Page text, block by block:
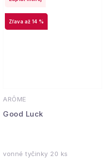
ARÔME
Good Luck
až 14 %
vonné tyčinky 20 ks